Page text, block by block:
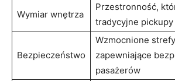
Wymiar wnętrza
Przestronność,⁣
tradycyjne pickupy
Bezpieczeństwo
Wzmocnione
zapewniające
⁣pasażerów